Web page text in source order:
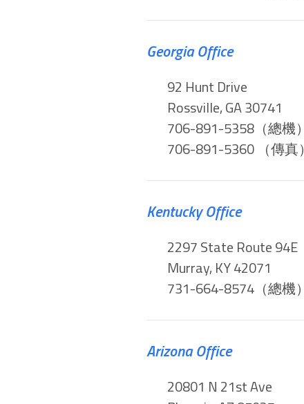
Georgia Office
92 Hunt Drive
Rossville, GA 30741
706-891-5358（總機）
706-891-5360 （傳真）
Kentucky Office
2297 State Route 94E
Murray, KY 42071
731-664-8574（總機）
Arizona Office
20801 N 21st Ave